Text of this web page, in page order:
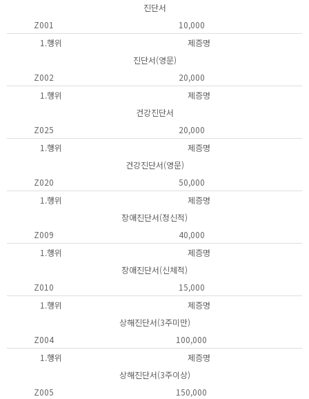
진단서
Z001
10,000
1.행위
제증명
진단서(영문)
Z002
20,000
1.행위
제증명
건강진단서
Z025
20,000
1.행위
제증명
건강진단서(영문)
Z020
50,000
1.행위
제증명
장애진단서(정신적)
Z009
40,000
1.행위
제증명
장애진단서(신체적)
Z010
15,000
1.행위
제증명
상해진단서(3주미만)
Z004
100,000
1.행위
제증명
상해진단서(3주이상)
Z005
150,000